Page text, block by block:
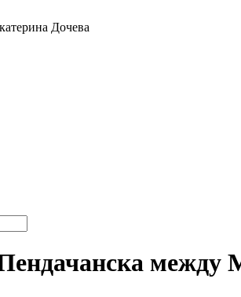
Дочева
между